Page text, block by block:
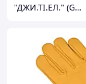
"ДЖИ.ТІ.ЕЛ." (GTL)